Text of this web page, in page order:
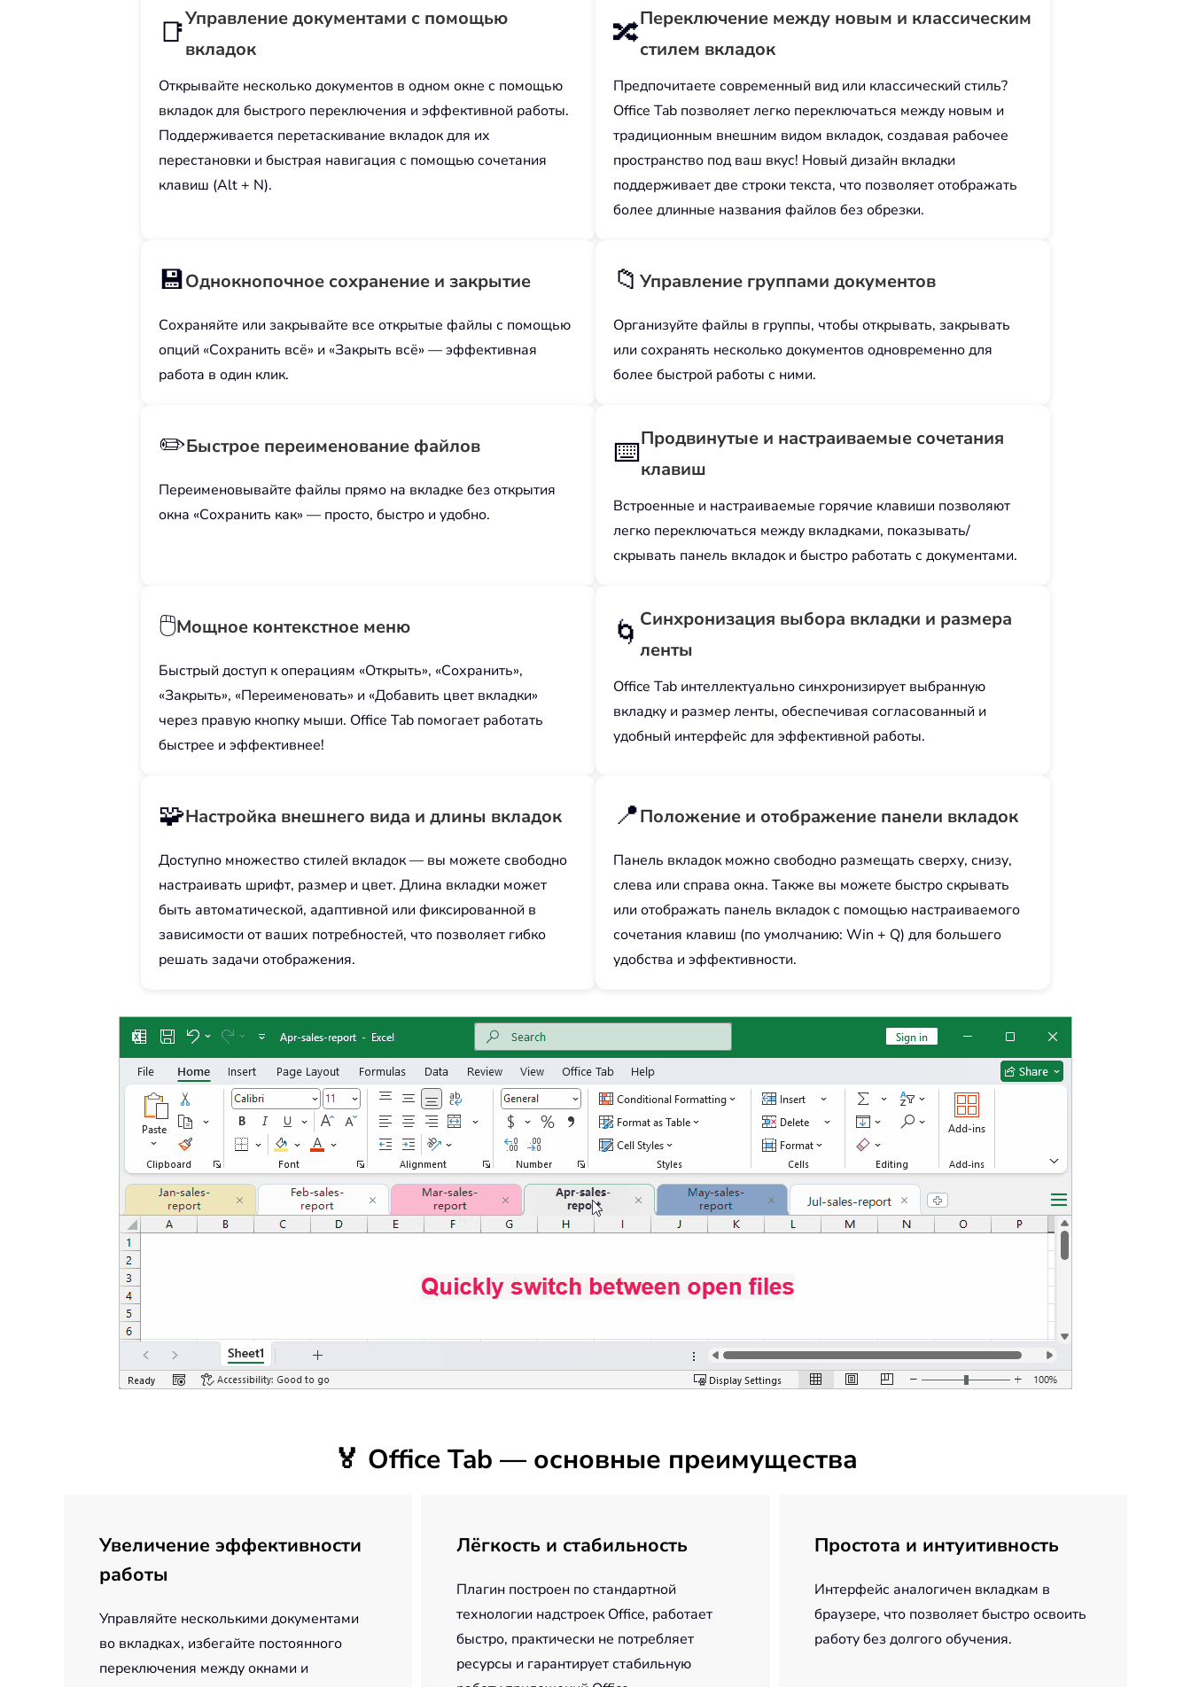
📑Управление документами с помощью
вкладок
Открывайте несколько документов в одном окне с помощью
вкладок для быстрого переключения и эффективной работы.
Поддерживается перетаскивание вкладок для их
перестановки и быстрая навигация с помощью сочетания
клавиш (Alt + N).
🔀Переключение между новым и классическим
стилем вкладок
Предпочитаете современный вид или классический стиль?
Office Tab позволяет легко переключаться между новым и
традиционным внешним видом вкладок, создавая рабочее
пространство под ваш вкус! Новый дизайн вкладки
поддерживает две строки текста, что позволяет отображать
более длинные названия файлов без обрезки.
💾Однокнопочное сохранение и закрытие
Сохраняйте или закрывайте все открытые файлы с помощью
опций «Сохранить всё» и «Закрыть всё» — эффективная
работа в один клик.
📁 Управление группами документов
Организуйте файлы в группы, чтобы открывать, закрывать
или сохранять несколько документов одновременно для
более быстрой работы с ними.
✏️Быстрое переименование файлов
Переименовывайте файлы прямо на вкладке без открытия
окна «Сохранить как» — просто, быстро и удобно.
⌨️Продвинутые и настраиваемые сочетания
клавиш
Встроенные и настраиваемые горячие клавиши позволяют
легко переключаться между вкладками, показывать/
скрывать панель вкладок и быстро работать с документами.
🖱️Мощное контекстное меню
Быстрый доступ к операциям «Открыть», «Сохранить»,
«Закрыть», «Переименовать» и «Добавить цвет вкладки»
через правую кнопку мыши. Office Tab помогает работать
быстрее и эффективнее!
🌀 Синхронизация выбора вкладки и размера
ленты
Office Tab интеллектуально синхронизирует выбранную
вкладку и размер ленты, обеспечивая согласованный и
удобный интерфейс для эффективной работы.
🧩Настройка внешнего вида и длины вкладок
Доступно множество стилей вкладок — вы можете свободно
настраивать шрифт, размер и цвет. Длина вкладки может
быть автоматической, адаптивной или фиксированной в
зависимости от ваших потребностей, что позволяет гибко
решать задачи отображения.
📍Положение и отображение панели вкладок
Панель вкладок можно свободно размещать сверху, снизу,
слева или справа окна. Также вы можете быстро скрывать
или отображать панель вкладок с помощью настраиваемого
сочетания клавиш (по умолчанию: Win + Q) для большего
удобства и эффективности.
🏅 Office Tab — основные преимущества
Увеличение эффективности
работы
Управляйте несколькими документами
во вкладках, избегайте постоянного
переключения между окнами и
Лёгкость и стабильность
Плагин построен по стандартной
технологии надстроек Office, работает
быстро, практически не потребляет
ресурсы и гарантирует стабильную
Простота и интуитивность
Интерфейс аналогичен вкладкам в
браузере, что позволяет быстро освоить
работу без долгого обучения.